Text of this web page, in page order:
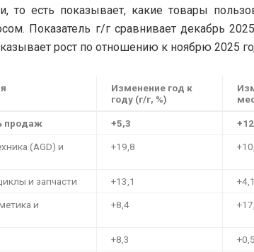
то есть показывает, какие товары
Показатель г/г сравнивает декабрь
рост по отношению к ноябрю 2025
Изменение год к
году (г/г, %)
продаж +5,3
(AGD) и
+19,8
и запчасти +13,1 +4,1
и
+8,4
+8,3 +0,5